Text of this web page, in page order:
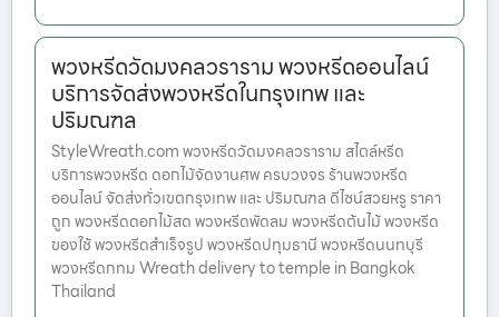
พวงหรีดวัดมงคลวราราม พวงหรีดออนไลน์
บริการจัดส่งพวงหรีดในกรุงเทพ และ
ปริมณฑล
StyleWreath.com พวงหรีดวัดมงคลวราราม สไตล์หรีด
บริการพวงหรีด ดอกไม้จัดงานศพ ครบวงจร ร้านพวงหรีด
ออนไลน์ จัดส่งทั่วเขตกรุงเทพ และ ปริมณฑล ดีไซน์สวยหรู ราคา
ถูก พวงหรีดดอกไม้สด พวงหรีดพัดลม พวงหรีดต้นไม้ พวงหรีด
ของใช้ พวงหรีดสำเร็จรูป พวงหรีดปทุมธานี พวงหรีดนนทบุรี
พวงหรีดกทม Wreath delivery to temple in Bangkok
Thailand